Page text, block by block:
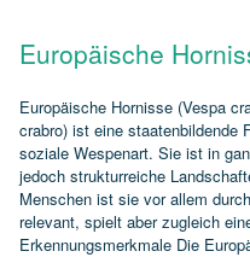
Europäische
Europäische Hornisse (Vespa
crabro) ist eine staatenbildende
soziale Wespenart. Sie ist in
jedoch strukturreiche
Menschen ist sie vor allem
relevant, spielt aber zugleich
Erkennungsmerkmale Die